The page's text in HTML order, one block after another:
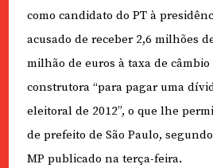
como candidato do PT à
acusado de receber 2,6 milhões
milhão de euros à taxa de
construtora “para pagar uma
eleitoral de 2012”, o que lhe
de prefeito de São Paulo,
MP publicado na terça-feira.